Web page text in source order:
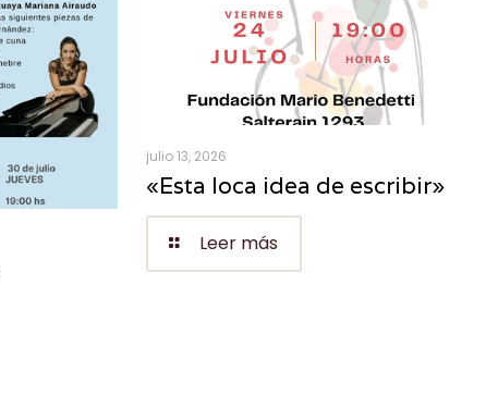
julio 13, 2026
«Esta loca idea de escribir»
Leer más